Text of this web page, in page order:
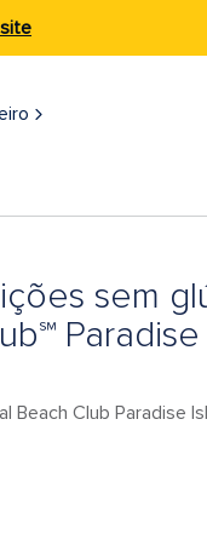
sem
Paradise
Club Paradise